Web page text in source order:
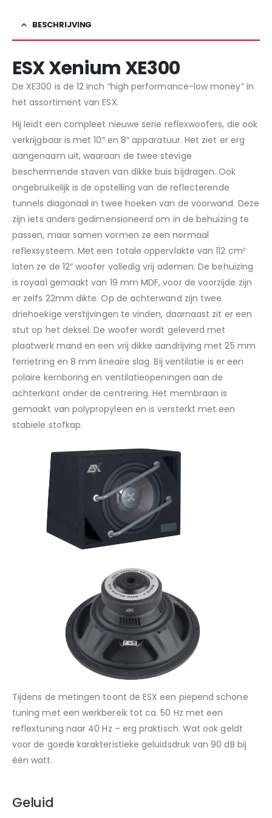
BESCHRIJVING
ESX Xenium XE300
De XE300 is de 12 inch “high performance-low money” in
het assortiment van ESX.
Hij leidt een compleet nieuwe serie reflexwoofers, die ook
verkrijgbaar is met 10″ en 8″ apparatuur. Het ziet er erg
aangenaam uit, waaraan de twee stevige
beschermende staven van dikke buis bijdragen. Ook
ongebruikelijk is de opstelling van de reflecterende
tunnels diagonaal in twee hoeken van de voorwand. Deze
zijn iets anders gedimensioneerd om in de behuizing te
passen, maar samen vormen ze een normaal
reflexsysteem. Met een totale oppervlakte van 112 cm²
laten ze de 12″ woofer volledig vrij ademen. De behuizing
is royaal gemaakt van 19 mm MDF, voor de voorzijde zijn
er zelfs 22mm dikte. Op de achterwand zijn twee
driehoekige verstijvingen te vinden, daarnaast zit er een
stut op het deksel. De woofer wordt geleverd met
plaatwerk mand en een vrij dikke aandrijving met 25 mm
ferrietring en 8 mm lineaire slag. Bij ventilatie is er een
polaire kernboring en ventilatieopeningen aan de
achterkant onder de centrering. Het membraan is
gemaakt van polypropyleen en is versterkt met een
stabiele stofkap.
Tijdens de metingen toont de ESX een piepend schone
tuning met een werkbereik tot ca. 50 Hz met een
reflextuning naar 40 Hz – erg praktisch. Wat ook geldt
voor de goede karakteristieke geluidsdruk van 90 dB bij
één watt.
Geluid